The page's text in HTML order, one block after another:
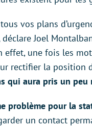
vos plans
déclare Joel
effet, une fois les
rectifier la position
qui aura pris un
problème pour la
un contact